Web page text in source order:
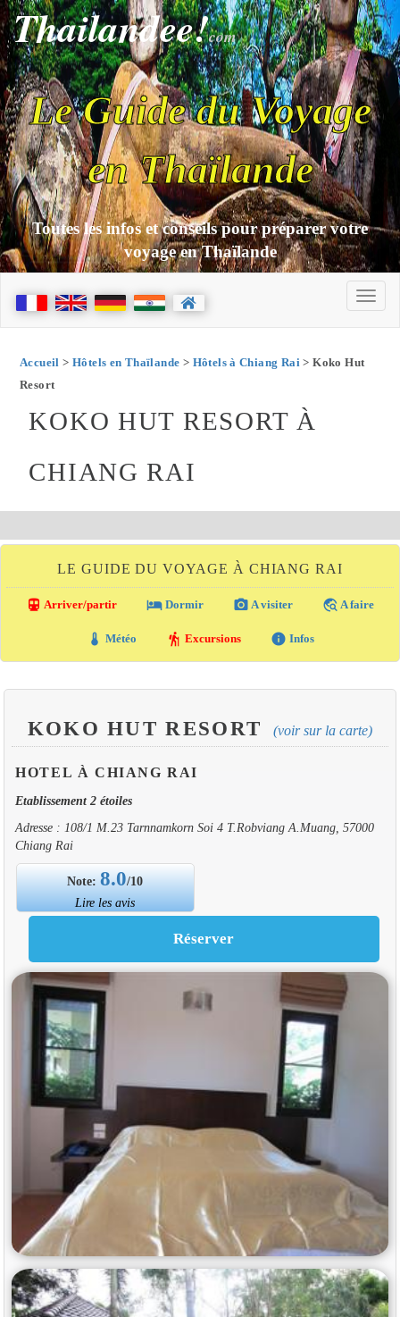
Thailandee!com
Le Guide du Voyage
en Thaïlande
Toutes les infos et conseils pour préparer votre
voyage en Thaïlande
Accueil > Hôtels en Thaïlande > Hôtels à Chiang Rai > Koko Hut
Resort
KOKO HUT RESORT À
CHIANG RAI
LE GUIDE DU VOYAGE À CHIANG RAI
directions_transit Arriver/partir local_hotel Dormir photo_camera A visiter travel_explore A faire
thermostat Météo hiking Excursions info Infos
KOKO HUT RESORT (voir sur la carte)
HOTEL À CHIANG RAI
Etablissement 2 étoiles
Adresse : 108/1 M.23 Tarnnamkorn Soi 4 T.Robviang A.Muang, 57000
Chiang Rai
Note:8.0/10
Lire les avis